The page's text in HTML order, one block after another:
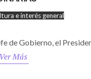
e interés general
de Gobierno, el
Ver Más